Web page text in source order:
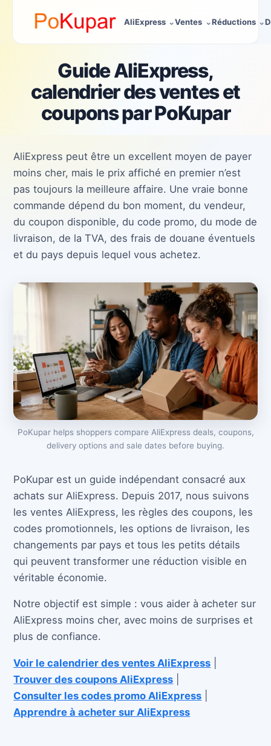
AliExpress Ventes Réductions
Guide AliExpress,
calendrier des ventes et
coupons par PoKupar
AliExpress peut être un excellent moyen de payer
moins cher, mais le prix affiché en premier n’est
pas toujours la meilleure affaire. Une vraie bonne
commande dépend du bon moment, du vendeur,
du coupon disponible, du code promo, du mode de
livraison, de la TVA, des frais de douane éventuels
et du pays depuis lequel vous achetez.
PoKupar helps shoppers compare AliExpress deals, coupons,
delivery options and sale dates before buying.
PoKupar est un guide indépendant consacré aux
achats sur AliExpress. Depuis 2017, nous suivons
les ventes AliExpress, les règles des coupons, les
codes promotionnels, les options de livraison, les
changements par pays et tous les petits détails
qui peuvent transformer une réduction visible en
véritable économie.
Notre objectif est simple : vous aider à acheter sur
AliExpress moins cher, avec moins de surprises et
plus de confiance.
Voir le calendrier des ventes AliExpress
Trouver des coupons AliExpress
Consulter les codes promo AliExpress
Apprendre à acheter sur AliExpress